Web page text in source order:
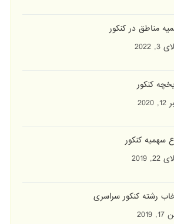
مناطق در کنکور
2022
کنکور
2020
سهمیه کنکور
2019
رشته کنکور سراسری
2019